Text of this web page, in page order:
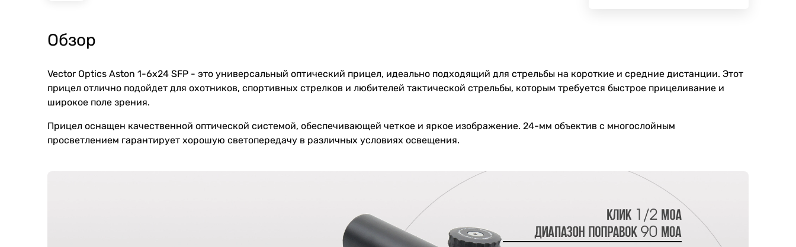
Обзор
Vector Optics Aston 1-6x24 SFP - это универсальный оптический прицел, идеально подходящий для стрельбы на короткие и средние дистанции. Этот
прицел отлично подойдет для охотников, спортивных стрелков и любителей тактической стрельбы, которым требуется быстрое прицеливание и
широкое поле зрения.
Прицел оснащен качественной оптической системой, обеспечивающей четкое и яркое изображение. 24-мм объектив с многослойным
просветлением гарантирует хорошую светопередачу в различных условиях освещения.